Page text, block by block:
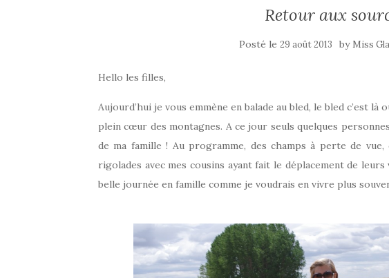
Retour aux
Posté le 29 août 2013 by Miss
Hello les filles,
Aujourd’hui je vous emmène en balade au bled, le bled c’est
plein cœur des montagnes. A ce jour seuls quelques
de ma famille ! Au programme, des champs à perte de
rigolades avec mes cousins ayant fait le déplacement de
belle journée en famille comme je voudrais en vivre plus